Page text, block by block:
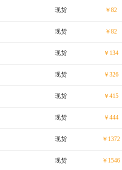
现货 ￥82
现货 ￥82
现货 ￥134
现货 ￥326
现货 ￥415
现货 ￥444
现货 ￥1372
现货 ￥1546